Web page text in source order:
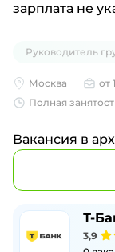
зарплата не
Руководитель
Москва от
Полная
Вакансия в
Т-
3,9